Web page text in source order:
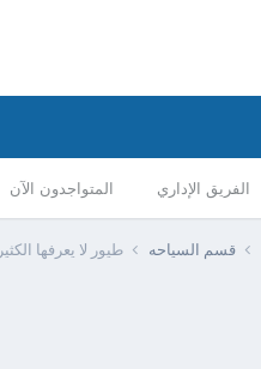
الفريق الإداري المتواجدون الآن
قسم السياحه طيور لا يعرفها الكثير